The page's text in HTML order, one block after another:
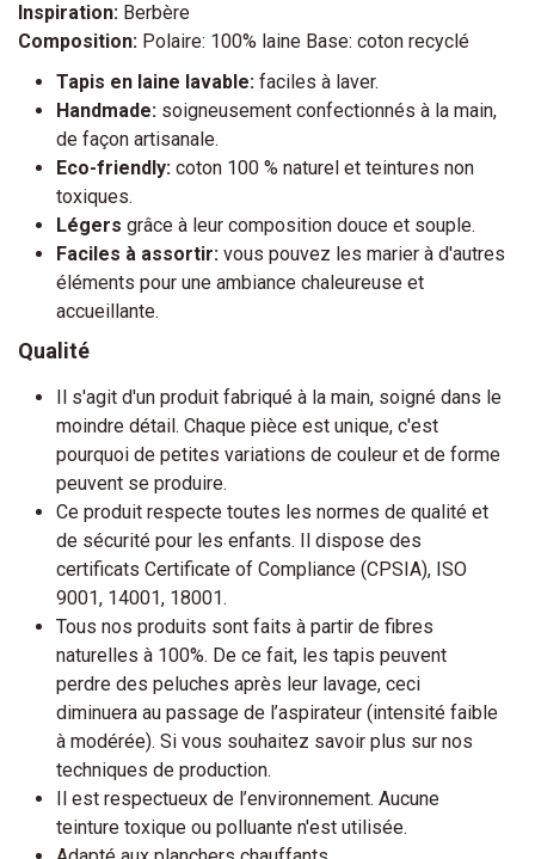
Inspiration: Berbère
Composition: Polaire: 100% laine Base: coton recyclé
Tapis en laine lavable: faciles à laver.
Handmade: soigneusement confectionnés à la main,
de façon artisanale.
Eco-friendly: coton 100 % naturel et teintures non
toxiques.
Légers grâce à leur composition douce et souple.
Faciles à assortir: vous pouvez les marier à d'autres
éléments pour une ambiance chaleureuse et
accueillante.
Qualité
Il s'agit d'un produit fabriqué à la main, soigné dans le
moindre détail. Chaque pièce est unique, c'est
pourquoi de petites variations de couleur et de forme
peuvent se produire.
Ce produit respecte toutes les normes de qualité et
de sécurité pour les enfants. Il dispose des
certificats Certificate of Compliance (CPSIA), ISO
9001, 14001, 18001.
Tous nos produits sont faits à partir de fibres
naturelles à 100%. De ce fait, les tapis peuvent
perdre des peluches après leur lavage, ceci
diminuera au passage de l’aspirateur (intensité faible
à modérée). Si vous souhaitez savoir plus sur nos
techniques de production.
Il est respectueux de l’environnement. Aucune
teinture toxique ou polluante n'est utilisée.